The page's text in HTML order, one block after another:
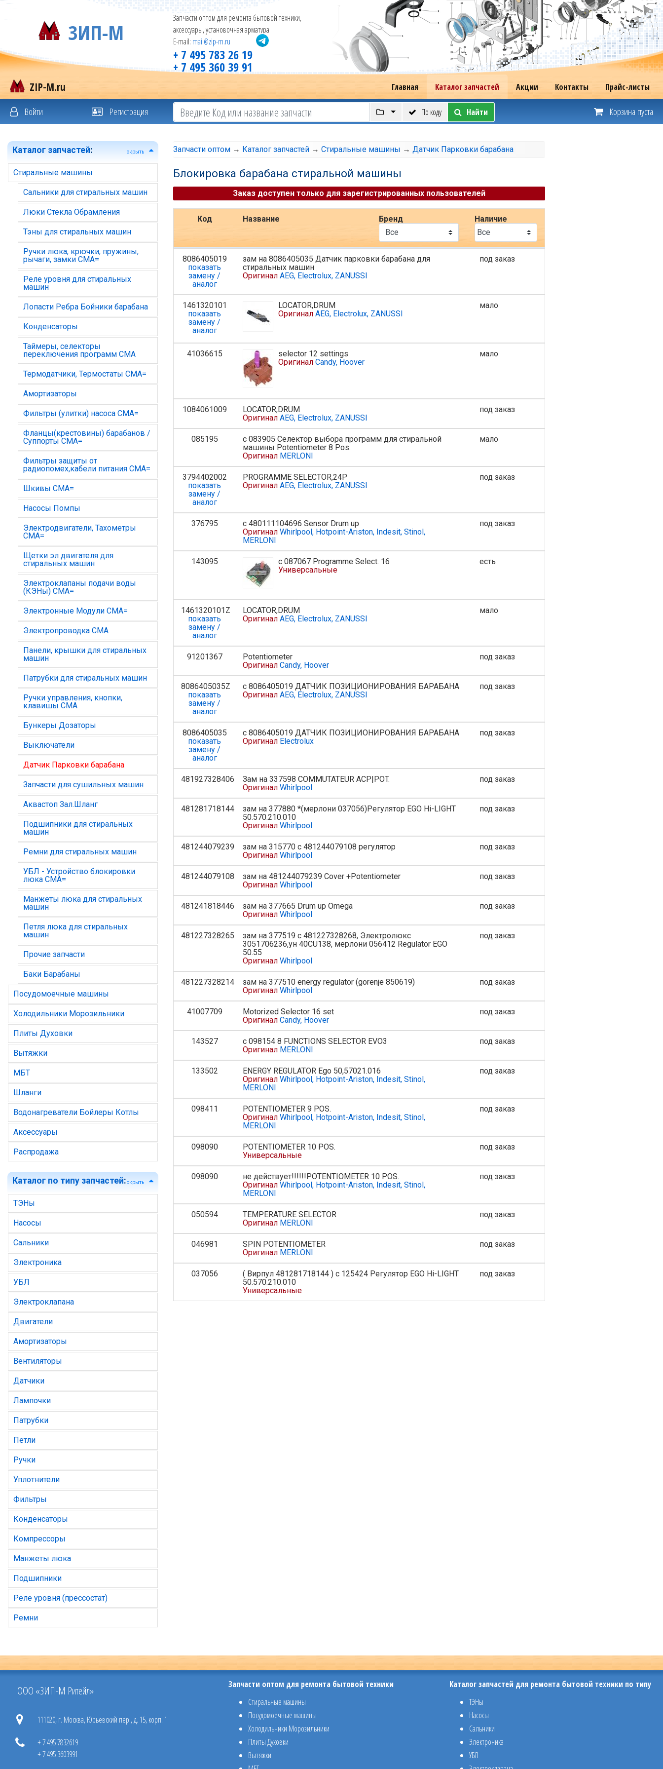
ЗИП-М
Запчасти оптом для ремонта бытовой техники,
аксессуары, установочная арматура
E-mail: mail@zip-m.ru
+ 7 495 783 26 19
+ 7 495 360 39 91
ZIP-M.ru Главная Каталог запчастей Акции Контакты Прайс-листы
Войти Регистрация По коду Найти Корзина пуста
Каталог запчастей: скрыть
Стиральные машины
Сальники для стиральных машин
Люки Стекла Обрамления
Тэны для стиральных машин
Ручки люка, крючки, пружины,
рычаги, замки СМА=
Реле уровня для стиральных
машин
Лопасти Ребра Бойники барабана
Конденсаторы
Таймеры, селекторы
переключения программ СМА
Термодатчики, Термостаты СМА=
Амортизаторы
Фильтры (улитки) насоса СМА=
Фланцы(крестовины) барабанов /
Суппорты СМА=
Фильтры защиты от
радиопомех,кабели питания СМА=
Шкивы СМА=
Насосы Помпы
Электродвигатели, Тахометры
СМА=
Щетки эл двигателя для
стиральных машин
Электроклапаны подачи воды
(КЭНы) СМА=
Электронные Модули СМА=
Электропроводка СМА
Панели, крышки для стиральных
машин
Патрубки для стиральных машин
Ручки управления, кнопки,
клавишы СМА
Бункеры Дозаторы
Выключатели
Датчик Парковки барабана
Запчасти для сушильных машин
Аквастоп Зал.Шланг
Подшипники для стиральных
машин
Ремни для стиральных машин
УБЛ - Устройство блокировки
люка СМА=
Манжеты люка для стиральных
машин
Петля люка для стиральных
машин
Прочие запчасти
Баки Барабаны
Посудомоечные машины
Холодильники Морозильники
Плиты Духовки
Вытяжки
МБТ
Шланги
Водонагреватели Бойлеры Котлы
Аксессуары
Распродажа
Каталог по типу запчастей:скрыть
ТЭНы
Насосы
Сальники
Электроника
УБЛ
Электроклапана
Двигатели
Амортизаторы
Вентиляторы
Датчики
Лампочки
Патрубки
Петли
Ручки
Уплотнители
Фильтры
Конденсаторы
Компрессоры
Манжеты люка
Подшипники
Реле уровня (прессостат)
Ремни
Запчасти оптом → Каталог запчастей → Стиральные машины → Датчик Парковки барабана
Блокировка барабана стиральной машины
Заказ доступен только для зарегистрированных пользователей
Код Название Бренд Наличие
8086405019
показать
замену /
аналог
зам на 8086405035 Датчик парковки барабана для
стиральных машин
Оригинал AEG, Electrolux, ZANUSSI
под заказ
1461320101
показать
замену /
аналог
LOCATOR,DRUM
Оригинал AEG, Electrolux, ZANUSSI
мало
41036615
selector 12 settings
Оригинал Candy, Hoover
мало
1084061009
LOCATOR,DRUM
Оригинал AEG, Electrolux, ZANUSSI
под заказ
085195
с 083905 Селектор выбора программ для стиральной
машины Potentiometer 8 Pos.
Оригинал MERLONI
мало
3794402002
показать
замену /
аналог
PROGRAMME SELECTOR,24P
Оригинал AEG, Electrolux, ZANUSSI
под заказ
376795
с 480111104696 Sensor Drum up
Оригинал Whirlpool, Hotpoint-Ariston, Indesit, Stinol,
MERLONI
под заказ
143095
с 087067 Programme Select. 16
Универсальные
есть
1461320101Z
показать
замену /
аналог
LOCATOR,DRUM
Оригинал AEG, Electrolux, ZANUSSI
мало
91201367
Potentiometer
Оригинал Candy, Hoover
под заказ
8086405035Z
показать
замену /
аналог
с 8086405019 ДАТЧИК ПОЗИЦИОНИРОВАНИЯ БАРАБАНА
Оригинал AEG, Electrolux, ZANUSSI
под заказ
8086405035
показать
замену /
аналог
с 8086405019 ДАТЧИК ПОЗИЦИОНИРОВАНИЯ БАРАБАНА
Оригинал Electrolux
под заказ
481927328406
Зам на 337598 COMMUTATEUR ACP|POT.
Оригинал Whirlpool
под заказ
481281718144
зам на 377880 *(мерлони 037056)Регулятор EGO Hi-LIGHT
50.570.210.010
Оригинал Whirlpool
под заказ
481244079239
зам на 315770 с 481244079108 регулятор
Оригинал Whirlpool
под заказ
481244079108
зам на 481244079239 Cover +Potentiometer
Оригинал Whirlpool
под заказ
481241818446
зам на 377665 Drum up Omega
Оригинал Whirlpool
под заказ
481227328265
зам на 377519 с 481227328268, Электролюкс
3051706236,ун 40CU138, мерлони 056412 Regulator EGO
50.55
Оригинал Whirlpool
под заказ
481227328214
зам на 377510 energy regulator (gorenje 850619)
Оригинал Whirlpool
под заказ
41007709
Motorized Selector 16 set
Оригинал Candy, Hoover
под заказ
143527
с 098154 8 FUNCTIONS SELECTOR EVO3
Оригинал MERLONI
под заказ
133502
ENERGY REGULATOR Ego 50,57021.016
Оригинал Whirlpool, Hotpoint-Ariston, Indesit, Stinol,
MERLONI
под заказ
098411
POTENTIOMETER 9 POS.
Оригинал Whirlpool, Hotpoint-Ariston, Indesit, Stinol,
MERLONI
под заказ
098090
POTENTIOMETER 10 POS.
Универсальные
под заказ
098090
не действует!!!!!!POTENTIOMETER 10 POS.
Оригинал Whirlpool, Hotpoint-Ariston, Indesit, Stinol,
MERLONI
под заказ
050594
TEMPERATURE SELECTOR
Оригинал MERLONI
под заказ
046981
SPIN POTENTIOMETER
Оригинал MERLONI
под заказ
037056
( Вирпул 481281718144 ) с 125424 Регулятор EGO Hi-LIGHT
50.570.210.010
Универсальные
под заказ
ООО «ЗИП-М Ритейл»
111020, г. Москва, Юрьевский пер., д. 15, корп. 1
+ 7 495 7832619
+ 7 495 3603991
Запчасти оптом для ремонта бытовой техники
Стиральные машины
Посудомоечные машины
Холодильники Морозильники
Плиты Духовки
Вытяжки
Каталог запчастей для ремонта бытовой техники по типу
ТЭНы
Насосы
Сальники
Электроника
УБЛ